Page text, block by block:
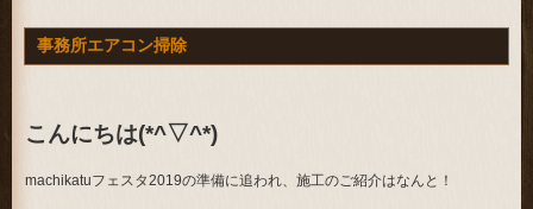
事務所エアコン掃除
こんにちは(*^▽^*)
machikatuフェスタ2019の準備に追われ、施工のご紹介はなんと！